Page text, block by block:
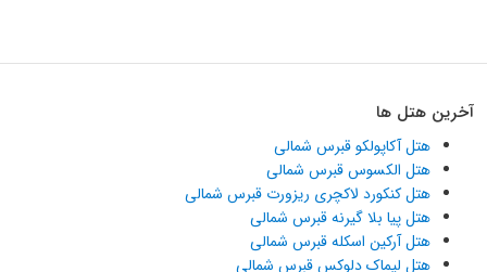
آخرین هتل ها
هتل آکاپولکو قبرس شمالی
هتل الکسوس قبرس شمالی
هتل کنکورد لاکچری ریزورت قبرس شمالی
هتل پیا بلا گیرنه قبرس شمالی
هتل آرکین اسکله قبرس شمالی
هتل لیماک دلوکس قبرس شمالی